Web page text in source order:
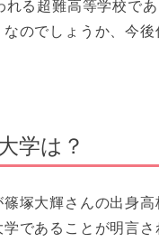
る超難高等学校で
のでしょうか、今
学は？
塚大輝さんの出身
であることが明言